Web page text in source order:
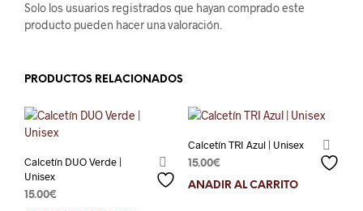
Solo los usuarios registrados que hayan comprado este
producto pueden hacer una valoración.
PRODUCTOS RELACIONADOS
Calcetín DUO Verde |
Unisex
15.00€
Calcetín TRI Azul | Unisex
15.00€
AÑADIR AL CARRITO